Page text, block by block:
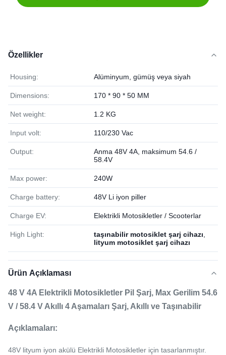
Özellikler
Housing: Alüminyum, gümüş veya siyah
Dimensions: 170 * 90 * 50 MM
Net weight: 1.2 KG
Input volt: 110/230 Vac
Output:
Anma 48V 4A, maksimum 54.6 /
58.4V
Max power: 240W
Charge battery: 48V Li iyon piller
Charge EV: Elektrikli Motosikletler / Scooterlar
High Light: taşınabilir motosiklet şarj cihazı
lityum motosiklet şarj cihazı
Ürün Açıklaması
48 V 4A Elektrikli Motosikletler Pil Şarj, Max Gerilim 54.6
V / 58.4 V Akıllı 4 Aşamaları Şarj, Akıllı ve Taşınabilir
Açıklamaları:
48V lityum iyon akülü Elektrikli Motosikletler için tasarlanmıştır.